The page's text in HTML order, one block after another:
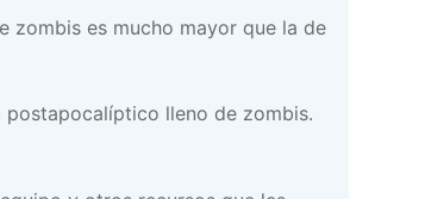
zombis es mucho mayor que la de
postapocalíptico lleno de zombis.